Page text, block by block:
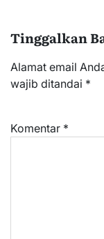
Tinggalkan
Alamat email
wajib ditandai *
Komentar *